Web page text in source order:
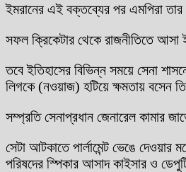
ইমরানের এই বক্তব্যের পর এমপিরা তার
সফল ক্রিকেটার থেকে রাজনীতিতে আসা
তবে ইতিহাসের বিভিন্ন সময়ে সেনা
লিগকে (নওয়াজ) হটিয়ে ক্ষমতায় বসেন
সম্প্রতি সেনাপ্রধান জেনারেল কামার
সেটা আটকাতে পার্লামেন্ট ভেঙে
পরিষদের স্পিকার আসাদ কাইসার ও